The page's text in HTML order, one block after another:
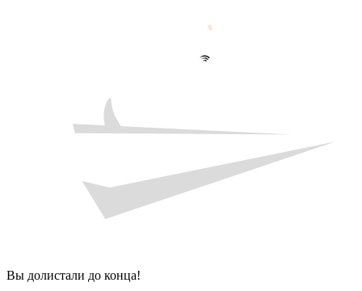
Вы долистали до конца!